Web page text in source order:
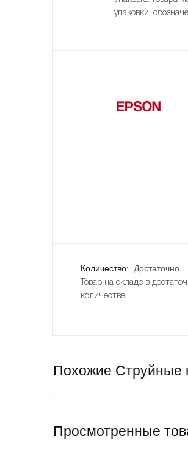
упаковки,
Количество: Достаточно
Товар на складе в
количестве.
Похожие Струйные
Просмотренные